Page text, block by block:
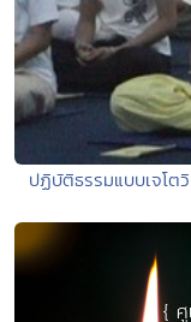
ปฏิบัติธรรมแบบเจโ